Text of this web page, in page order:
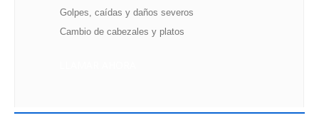
Golpes, caídas y daños severos
Cambio de cabezales y platos